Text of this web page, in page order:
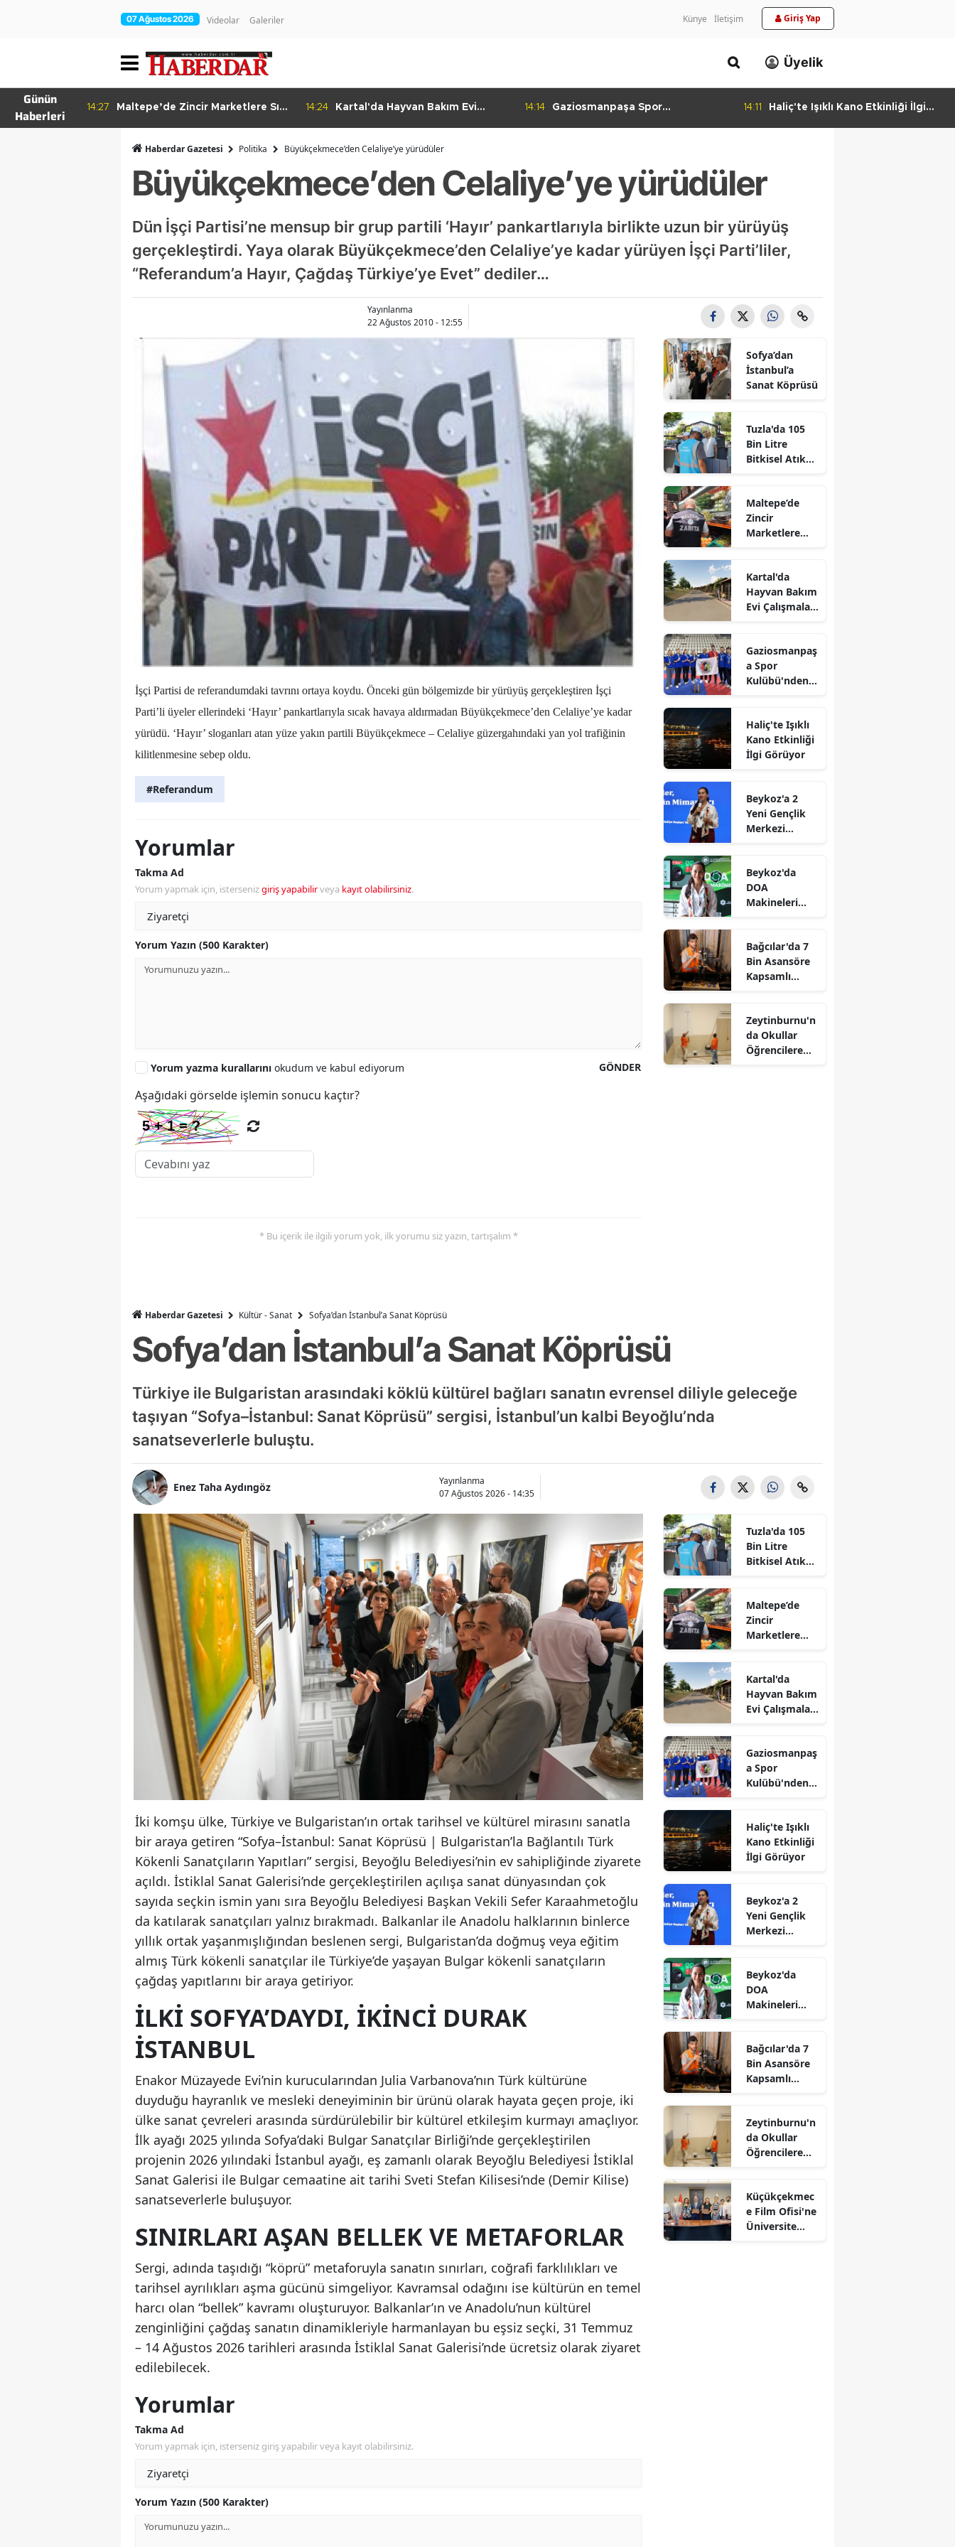
07 Ağustos 2026 Videolar Galeriler Künye İletişim Giriş Yap
Üyelik
Günün
Haberleri
14:27
Maltepe’de Zincir Marketlere Sıkı
14:24
Kartal'da Hayvan Bakım Evi
14:14
Gaziosmanpaşa Spor
14:11
Haliç'te Işıklı Kano Etkinliği İlgi
Haberdar Gazetesi Politika Büyükçekmece’den Celaliye’ye yürüdüler
Büyükçekmece’den Celaliye’ye yürüdüler
Dün İşçi Partisi’ne mensup bir grup partili ‘Hayır’ pankartlarıyla birlikte uzun bir yürüyüş
gerçekleştirdi. Yaya olarak Büyükçekmece’den Celaliye’ye kadar yürüyen İşçi Parti’liler,
“Referandum’a Hayır, Çağdaş Türkiye’ye Evet” dediler…
Yayınlanma
22 Ağustos 2010 - 12:55
İşçi Partisi de referandumdaki tavrını ortaya koydu. Önceki gün bölgemizde bir yürüyüş gerçekleştiren İşçi
Parti’li üyeler ellerindeki ‘Hayır’ pankartlarıyla sıcak havaya aldırmadan Büyükçekmece’den Celaliye’ye kadar
yürüdü. ‘Hayır’ sloganları atan yüze yakın partili Büyükçekmece – Celaliye güzergahındaki yan yol trafiğinin
kilitlenmesine sebep oldu.
#Referandum
Yorumlar
Takma Ad
Yorum yapmak için, istersenizgiriş yapabilirveya kayıt olabilirsiniz.
Yorum Yazın (500 Karakter)
GÖNDER
Yorum yazma kurallarını okudum ve kabul ediyorum
Aşağıdaki görselde işlemin sonucu kaçtır?
* Bu içerik ile ilgili yorum yok, ilk yorumu siz yazın, tartışalım *
Sofya’dan
İstanbul’a
Sanat Köprüsü
Tuzla'da 105
Bin Litre
Bitkisel Atık
Maltepe’de
Zincir
Marketlere
Kartal'da
Hayvan Bakım
Evi Çalışmaları
Gaziosmanpaş
a Spor
Kulübü'nden
Haliç'te Işıklı
Kano Etkinliği
İlgi Görüyor
Beykoz'a 2
Yeni Gençlik
Merkezi
Beykoz'da
DOA
Makineleri
Bağcılar'da 7
Bin Asansöre
Kapsamlı
Zeytinburnu'n
da Okullar
Öğrencilere
Haberdar Gazetesi Kültür - Sanat Sofya’dan İstanbul’a Sanat Köprüsü
Sofya’dan İstanbul’a Sanat Köprüsü
Türkiye ile Bulgaristan arasındaki köklü kültürel bağları sanatın evrensel diliyle geleceğe
taşıyan “Sofya–İstanbul: Sanat Köprüsü” sergisi, İstanbul’un kalbi Beyoğlu’nda
sanatseverlerle buluştu.
Enez Taha Aydıngöz
Yayınlanma
07 Ağustos 2026 - 14:35
İki komşu ülke, Türkiye ve Bulgaristan’ın ortak tarihsel ve kültürel mirasını sanatla
bir araya getiren “Sofya–İstanbul: Sanat Köprüsü | Bulgaristan’la Bağlantılı Türk
Kökenli Sanatçıların Yapıtları” sergisi, Beyoğlu Belediyesi’nin ev sahipliğinde ziyarete
açıldı. İstiklal Sanat Galerisi’nde gerçekleştirilen açılışa sanat dünyasından çok
sayıda seçkin ismin yanı sıra Beyoğlu Belediyesi Başkan Vekili Sefer Karaahmetoğlu
da katılarak sanatçıları yalnız bırakmadı. Balkanlar ile Anadolu halklarının binlerce
yıllık ortak yaşanmışlığından beslenen sergi, Bulgaristan’da doğmuş veya eğitim
almış Türk kökenli sanatçılar ile Türkiye’de yaşayan Bulgar kökenli sanatçıların
çağdaş yapıtlarını bir araya getiriyor.
İLKİ SOFYA’DAYDI, İKİNCİ DURAK
İSTANBUL
Enakor Müzayede Evi’nin kurucularından Julia Varbanova’nın Türk kültürüne
duyduğu hayranlık ve mesleki deneyiminin bir ürünü olarak hayata geçen proje, iki
ülke sanat çevreleri arasında sürdürülebilir bir kültürel etkileşim kurmayı amaçlıyor.
İlk ayağı 2025 yılında Sofya’daki Bulgar Sanatçılar Birliği’nde gerçekleştirilen
projenin 2026 yılındaki İstanbul ayağı, eş zamanlı olarak Beyoğlu Belediyesi İstiklal
Sanat Galerisi ile Bulgar cemaatine ait tarihi Sveti Stefan Kilisesi’nde (Demir Kilise)
sanatseverlerle buluşuyor.
SINIRLARI AŞAN BELLEK VE METAFORLAR
Sergi, adında taşıdığı “köprü” metaforuyla sanatın sınırları, coğrafi farklılıkları ve
tarihsel ayrılıkları aşma gücünü simgeliyor. Kavramsal odağını ise kültürün en temel
harcı olan “bellek” kavramı oluşturuyor. Balkanlar’ın ve Anadolu’nun kültürel
zenginliğini çağdaş sanatın dinamikleriyle harmanlayan bu eşsiz seçki, 31 Temmuz
– 14 Ağustos 2026 tarihleri arasında İstiklal Sanat Galerisi’nde ücretsiz olarak ziyaret
edilebilecek.
Yorumlar
Takma Ad
Yorum yapmak için, isterseniz giriş yapabilir veya kayıt olabilirsiniz.
Yorum Yazın (500 Karakter)
Tuzla'da 105
Bin Litre
Bitkisel Atık
Maltepe’de
Zincir
Marketlere
Kartal'da
Hayvan Bakım
Evi Çalışmaları
Gaziosmanpaş
a Spor
Kulübü'nden
Haliç'te Işıklı
Kano Etkinliği
İlgi Görüyor
Beykoz'a 2
Yeni Gençlik
Merkezi
Beykoz'da
DOA
Makineleri
Bağcılar'da 7
Bin Asansöre
Kapsamlı
Zeytinburnu'n
da Okullar
Öğrencilere
Küçükçekmec
e Film Ofisi'ne
Üniversite